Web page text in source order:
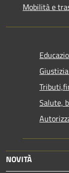
Mobilità e
Salute,
NOVITÀ